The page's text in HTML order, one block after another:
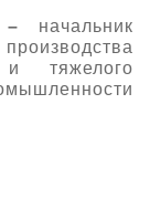
– начальник
и тяжелого